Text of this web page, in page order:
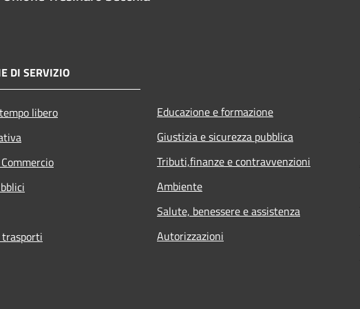
DI SERVIZIO
libero
Educazione e formazione
Giustizia e sicurezza pubblica
Tributi,finanze e contravvenzioni
Ambiente
Salute, benessere e assistenza
Autorizzazioni